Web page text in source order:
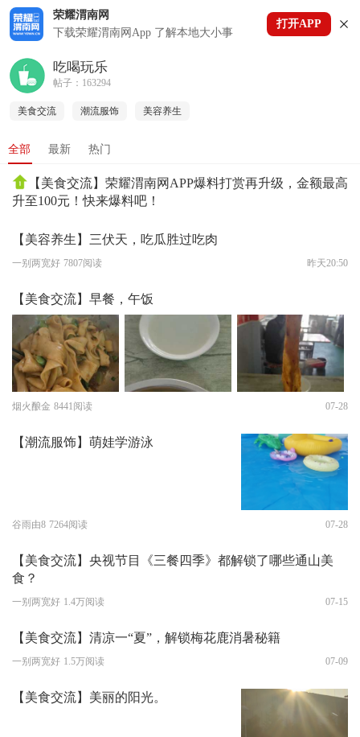
荣耀渭南网
下载荣耀渭南网App 了解本地大小事
打开APP
下拉刷新
吃喝玩乐
帖子：163294
美食交流 潮流服饰 美容养生
全部 最新 热门
【美食交流】荣耀渭南网APP爆料打赏再升级，金额最高
升至100元！快来爆料吧！
【美容养生】三伏天，吃瓜胜过吃肉
一别两宽好 7807阅读 昨天20:50
【美食交流】早餐，午饭
烟火酿金 8441阅读 07-28
【潮流服饰】萌娃学游泳
谷雨由8 7264阅读 07-28
【美食交流】央视节目《三餐四季》都解锁了哪些通山美
食？
一别两宽好 1.4万阅读 07-15
【美食交流】清凉一“夏”，解锁梅花鹿消暑秘籍
一别两宽好 1.5万阅读 07-09
【美食交流】美丽的阳光。